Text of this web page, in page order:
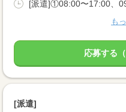
も
応募する
[派遣]